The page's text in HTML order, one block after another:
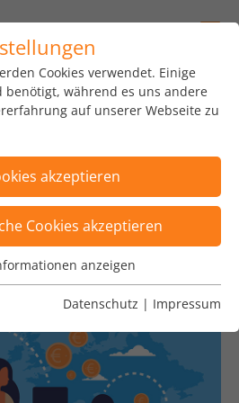
"Euro Tour, Instant
TIPS" gefiltert×
Cookies verwendet. Einige
benötigt, während es uns andere
auf unserer Webseite zu
akzeptieren
Cookies akzeptieren
für grundlegende
Webseite einwandfrei
anzeigen
anzeigen
Datenschutz | Impressum